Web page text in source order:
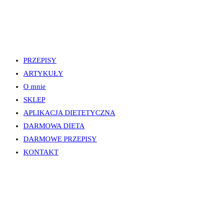
PRZEPISY
ARTYKUŁY
O mnie
SKLEP
APLIKACJA DIETETYCZNA
DARMOWA DIETA
DARMOWE PRZEPISY
KONTAKT